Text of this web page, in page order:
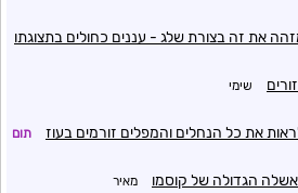
את זה בצורת שלג - עננים כחולים בתצוגתו
שימי
את כל הנחלים והמפלים זורמים בעוז תום
הגדולה של קוסמו מאיר